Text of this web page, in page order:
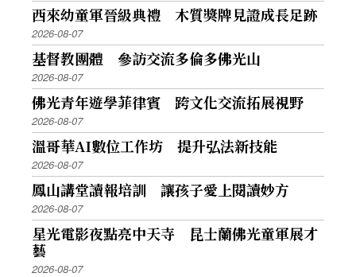
西來幼童軍晉級典禮 木質獎牌見證成長足跡
2026-08-07
基督教團體 參訪交流多倫多佛光山
2026-08-07
佛光青年遊學菲律賓 跨文化交流拓展視野
2026-08-07
溫哥華AI數位工作坊 提升弘法新技能
2026-08-07
鳳山講堂讀報培訓 讓孩子愛上閱讀妙方
2026-08-07
星光電影夜點亮中天寺 昆士蘭佛光童軍展才
藝
2026-08-07